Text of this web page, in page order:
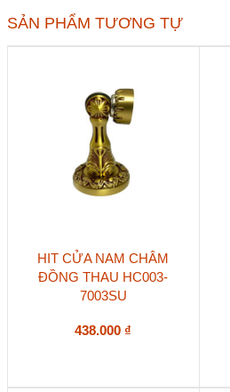
số
lượng
SẢN PHẨM TƯƠNG TỰ
HIT CỬA NAM CHÂM
ĐỒNG THAU HC003-
7003SU
438.000 ₫